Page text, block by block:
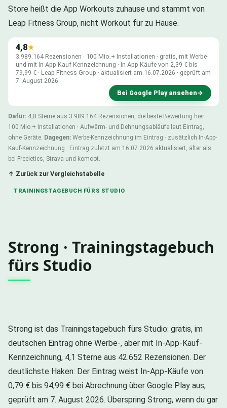
Store heißt die App Workouts zuhause und stammt von
Leap Fitness Group, nicht Workout für zu Hause.
4,8★
3.989.164 Rezensionen · 100 Mio.+ Installationen · gratis, mit Werbe-
und mit In-App-Kauf-Kennzeichnung · In-App-Käufe von 2,39 € bis
79,99 € · Leap Fitness Group · aktualisiert am 16.07.2026 · geprüft am
7. August 2026
Bei Google Play ansehen→
Dafür: 4,8 Sterne aus 3.989.164 Rezensionen, die beste Bewertung hier ·
100 Mio.+ Installationen · Aufwärm- und Dehnungsabläufe laut Eintrag,
ohne Geräte. Dagegen: Werbe-Kennzeichnung im Eintrag · zusätzlich In-App-
Kauf-Kennzeichnung · Eintrag zuletzt am 16.07.2026 aktualisiert, älter als
bei Freeletics, Strava und komoot.
↑ Zurück zur Vergleichstabelle
TRAININGSTAGEBUCH FÜRS STUDIO
Strong · Trainingstagebuch
fürs Studio
Strong ist das Trainingstagebuch fürs Studio: gratis, im
deutschen Eintrag ohne Werbe-, aber mit In-App-Kauf-
Kennzeichnung, 4,1 Sterne aus 42.652 Rezensionen. Der
deutlichste Haken: Der Eintrag weist In-App-Käufe von
0,79 € bis 94,99 € bei Abrechnung über Google Play aus,
geprüft am 7. August 2026. Überspring Strong, wenn du gar